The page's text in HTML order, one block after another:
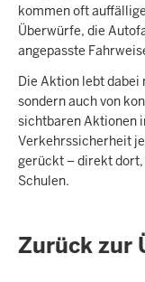
kommen oft
Überwürfe, die
angepasste
Die Aktion lebt
sondern auch von
sichtbaren Aktionen
Verkehrssicherheit
gerückt – direkt dort,
Schulen.
Zurück zur